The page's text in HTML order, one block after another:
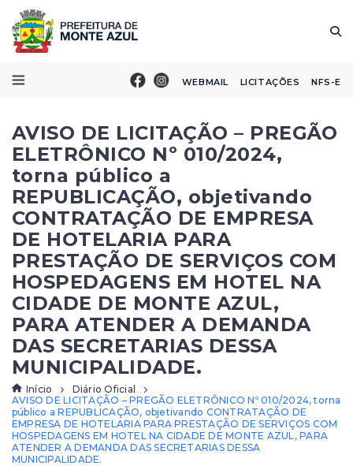
WEBMAIL LICITAÇÕES NFS-E
AVISO DE LICITAÇÃO – PREGÃO
ELETRÔNICO Nº 010/2024,
torna público a
REPUBLICAÇÃO, objetivando
CONTRATAÇÃO DE EMPRESA
DE HOTELARIA PARA
PRESTAÇÃO DE SERVIÇOS COM
HOSPEDAGENS EM HOTEL NA
CIDADE DE MONTE AZUL,
PARA ATENDER A DEMANDA
DAS SECRETARIAS DESSA
MUNICIPALIDADE.
Início
Diário Oficial
AVISO DE LICITAÇÃO – PREGÃO ELETRÔNICO Nº 010/2024, torna
público a REPUBLICAÇÃO, objetivando CONTRATAÇÃO DE
EMPRESA DE HOTELARIA PARA PRESTAÇÃO DE SERVIÇOS COM
HOSPEDAGENS EM HOTEL NA CIDADE DE MONTE AZUL, PARA
ATENDER A DEMANDA DAS SECRETARIAS DESSA
MUNICIPALIDADE.